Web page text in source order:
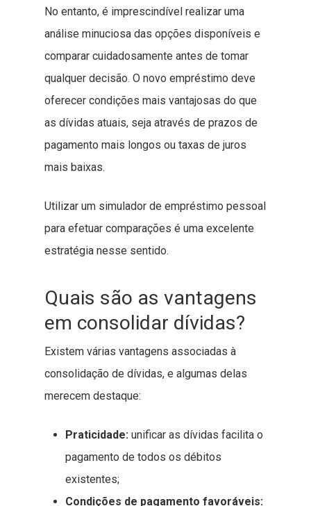
No entanto, é imprescindível realizar uma
análise minuciosa das opções disponíveis e
comparar cuidadosamente antes de tomar
qualquer decisão. O novo empréstimo deve
oferecer condições mais vantajosas do que
as dívidas atuais, seja através de prazos de
pagamento mais longos ou taxas de juros
mais baixas.
Utilizar um simulador de empréstimo pessoal
para efetuar comparações é uma excelente
estratégia nesse sentido.
Quais são as vantagens
em consolidar dívidas?
Existem várias vantagens associadas à
consolidação de dívidas, e algumas delas
merecem destaque:
Praticidade: unificar as dívidas facilita o
pagamento de todos os débitos
existentes;
Condições de pagamento favoráveis: